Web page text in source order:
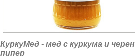
КуркуМед - мед с куркума и черен
пипер